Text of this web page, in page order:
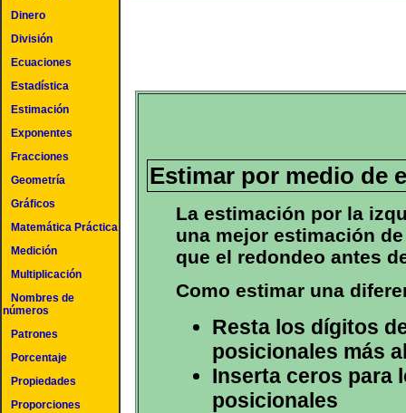
Dinero
División
Ecuaciones
Estadística
Estimación
Exponentes
Fracciones
Geometría
Gráficos
Matemática Práctica
Medición
Multiplicación
Nombres de
números
Patrones
Porcentaje
Propiedades
Proporciones
Estimar por medio de
La estimación por la
una mejor estimación
que el redondeo antes
Como estimar una
Resta los dígitos
posicionales más
Inserta ceros para
posicionales